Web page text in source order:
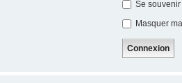
Se souvenir
Masquer